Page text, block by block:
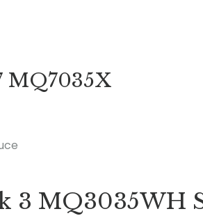
MQ7035X
3 MQ3035WH